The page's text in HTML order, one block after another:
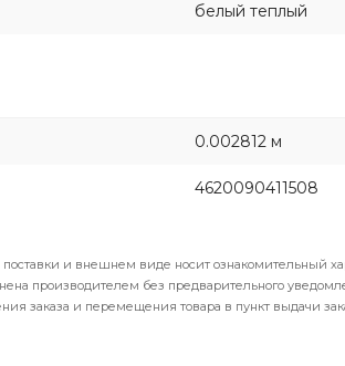
белый теплый
0.002812 м
4620090411508
и внешнем виде носит ознакомительный
производителем без предварительного
заказа и перемещения товара в пункт выдачи